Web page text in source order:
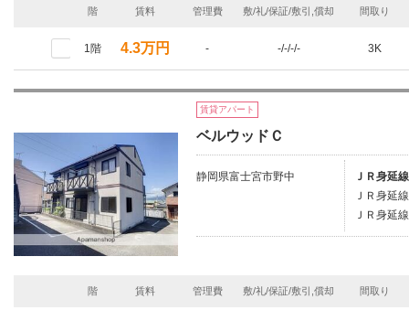
階 賃料 管理費 敷/礼/保証/敷引,償却 間取り
1階 4.3万円 - -/-/-/- 3K
賃貸アパート
ベルウッドＣ
静岡県富士宮市野中
ＪＲ身延
ＪＲ身延
ＪＲ身延
階 賃料 管理費 敷/礼/保証/敷引,償却 間取り